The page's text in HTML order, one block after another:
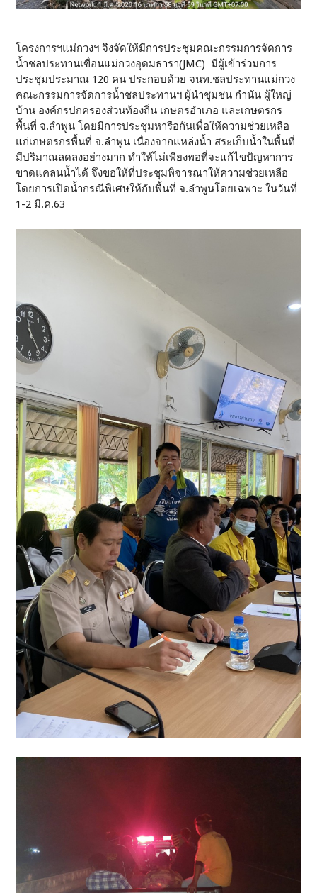
โครงการฯแม่กวงฯ จึงจัดให้มีการประชุมคณะกรรมการจัดการ
น้ำชลประทานเขื่อนแม่กวงอุดมธารา(JMC) มีผู้เข้าร่วมการ
ประชุมประมาณ 120 คน ประกอบด้วย จนท.ชลประทานแม่กวง
คณะกรรมการจัดการน้ำชลประทานฯ ผู้นำชุมชน กำนัน ผู้ใหญ่
บ้าน องค์กรปกครองส่วนท้องถิ่น เกษตรอำเภอ และเกษตรกร
พื้นที่ จ.ลำพูน โดยมีการประชุมหารือกันเพื่อให้ความช่วยเหลือ
แก่เกษตรกรพื้นที่ จ.ลำพูน เนื่องจากแหล่งน้ำ สระเก็บน้ำในพื้นที่
มีปริมาณลดลงอย่างมาก ทำให้ไม่เพียงพอที่จะแก้ไขปัญหาการ
ขาดแคลนน้ำได้ จึงขอให้ที่ประชุมพิจารณาให้ความช่วยเหลือ
โดยการเปิดน้ำกรณีพิเศษให้กับพื้นที่ จ.ลำพูนโดยเฉพาะ ในวันที่
1-2 มี.ค.63